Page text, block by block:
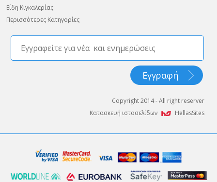
Είδη Κιγκαλερίας
Περισσότερες Κατηγορίες
Copyright 2014 - All right reserver
Κατασκευή ιστοσελίδων
HellasSites